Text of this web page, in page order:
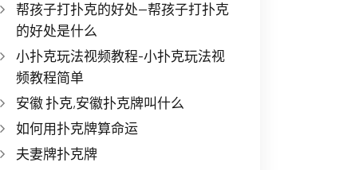
帮孩子打扑克的好处—帮孩子打扑克
的好处是什么
小扑克玩法视频教程-小扑克玩法视
频教程简单
安徽 扑克,安徽扑克牌叫什么
如何用扑克牌算命运
夫妻牌扑克牌